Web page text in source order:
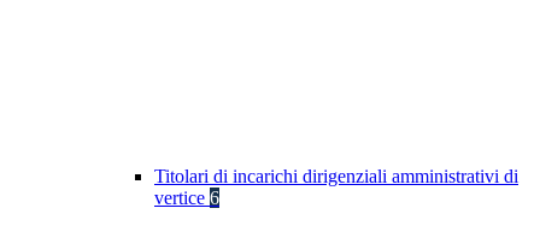
Titolari di incarichi dirigenziali amministrativi di
vertice 6